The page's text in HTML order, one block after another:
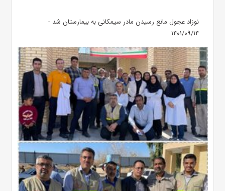
نوزاد عجول مانع رسیدن مادر سیمکانی به بیمارستان شد -
۱۴۰۱/۰۹/۱۴